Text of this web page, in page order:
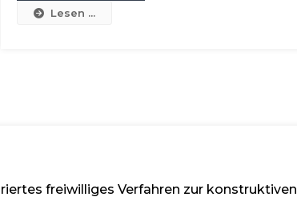
Lesen ...
freiwilliges Verfahren zur konstruktiven